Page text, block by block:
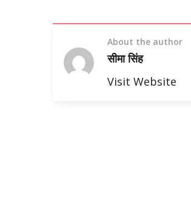
About the author
सीमा सिंह
Visit Website